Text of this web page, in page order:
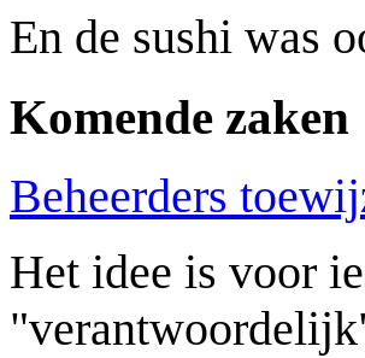
En de sushi was
Komende zaken
Beheerders
Het idee is voor